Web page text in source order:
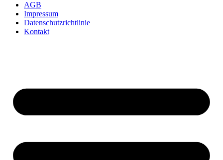
AGB
Impressum
Datenschutzrichtlinie
Kontakt